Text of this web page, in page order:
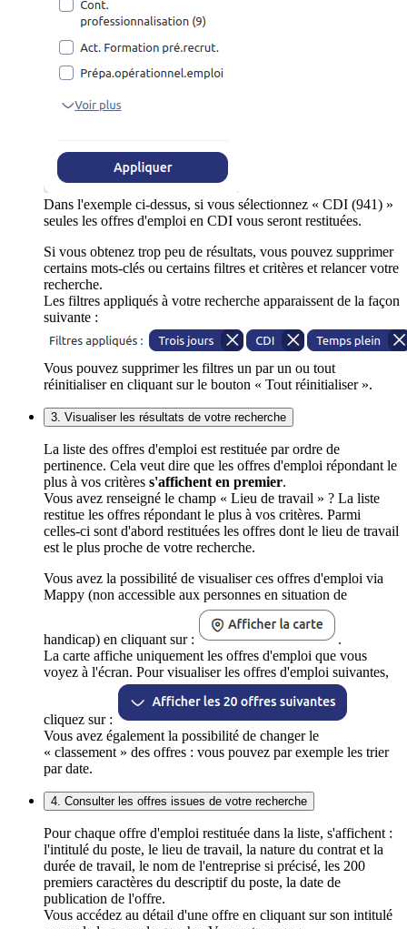
Dans l'exemple ci-dessus, si vous sélectionnez « CDI (941) »
seules les offres d'emploi en CDI vous seront restituées.
Si vous obtenez trop peu de résultats, vous pouvez supprimer
certains mots-clés ou certains filtres et critères et relancer votre
recherche.
Les filtres appliqués à votre recherche apparaissent de la façon
suivante :
Vous pouvez supprimer les filtres un par un ou tout
réinitialiser en cliquant sur le bouton « Tout réinitialiser ».
3. Visualiser les résultats de votre recherche
La liste des offres d'emploi est restituée par ordre de
pertinence. Cela veut dire que les offres d'emploi répondant le
plus à vos critères s'affichent en premier.
Vous avez renseigné le champ « Lieu de travail » ? La liste
restitue les offres répondant le plus à vos critères. Parmi
celles-ci sont d'abord restituées les offres dont le lieu de travail
est le plus proche de votre recherche.
Vous avez la possibilité de visualiser ces offres d'emploi via
Mappy (non accessible aux personnes en situation de
handicap) en cliquant sur :
.
La carte affiche uniquement les offres d'emploi que vous
voyez à l'écran. Pour visualiser les offres d'emploi suivantes,
cliquez sur :
Vous avez également la possibilité de changer le
« classement » des offres : vous pouvez par exemple les trier
par date.
4. Consulter les offres issues de votre recherche
Pour chaque offre d'emploi restituée dans la liste, s'affichent :
l'intitulé du poste, le lieu de travail, la nature du contrat et la
durée de travail, le nom de l'entreprise si précisé, les 200
premiers caractères du descriptif du poste, la date de
publication de l'offre.
Vous accédez au détail d'une offre en cliquant sur son intitulé